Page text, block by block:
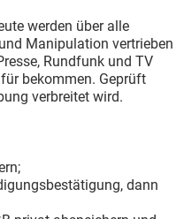
werden über alle
Manipulation vertrieben
Rundfunk und TV
bekommen. Geprüft
verbreitet wird.
dann